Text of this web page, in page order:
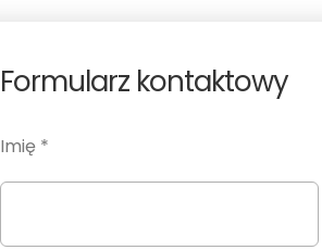
Formularz kontaktowy
Imię *